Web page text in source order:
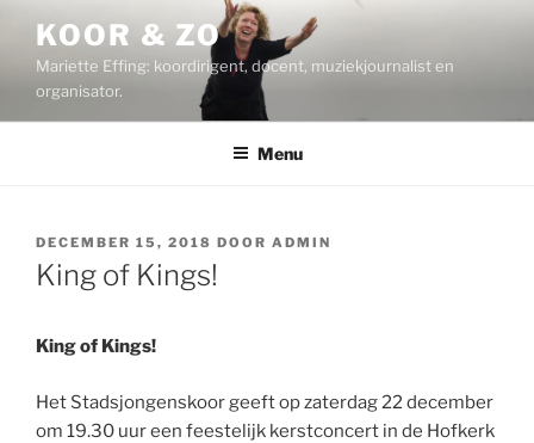
inhoud
KOOR & ZO
Mariette Effing: koordirigent, docent, muziekjournalist en
organisator.
Menu
GEPLAATST
OP
DECEMBER 15, 2018 DOOR ADMIN
King of Kings!
King of Kings!
​Het Stadsjongenskoor geeft op zaterdag 22 december
om 19.30 uur een feestelijk kerstconcert in de Hofkerk